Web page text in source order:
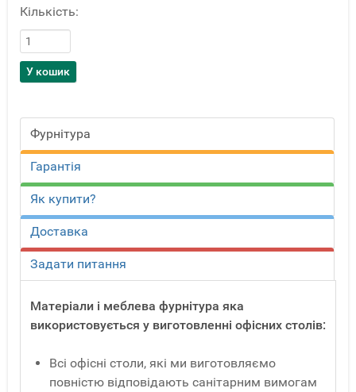
Кількість:
Фурнітура
Гарантія
Як купити?
Доставка
Задати питання
Матеріали і меблева фурнітура яка
використовується у виготовленні офісних столів:
Всі офісні столи, які ми виготовляємо
повністю відповідають санітарним вимогам